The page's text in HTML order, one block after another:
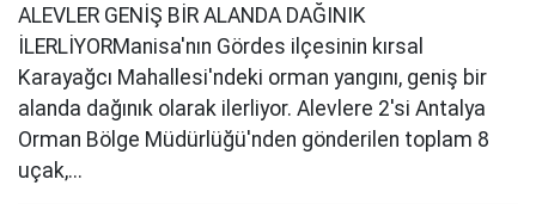
ALEVLER GENİŞ BİR ALANDA DAĞINIK
İLERLİYORManisa'nın Gördes ilçesinin kırsal
Karayağcı Mahallesi'ndeki orman yangını, geniş bir
alanda dağınık olarak ilerliyor. Alevlere 2'si Antalya
Orman Bölge Müdürlüğü'nden gönderilen toplam 8
uçak,...